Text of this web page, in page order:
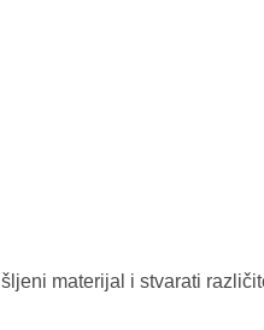
materijal i stvarati